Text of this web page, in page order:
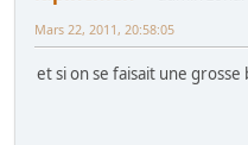
Mars 22, 2011, 20:58:05
et si on se faisait une grosse